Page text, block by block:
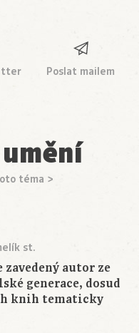
Poslat mailem
téma >
st.
autor ze
generace, dosud
knih tematicky